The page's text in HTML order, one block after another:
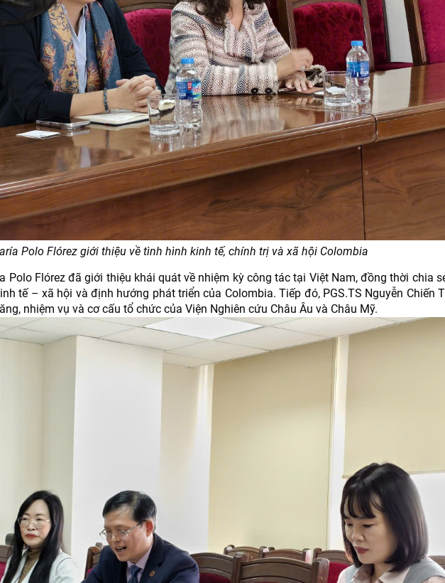
Polo Flórez giới thiệu về tình hình kinh tế, chính trị và xã hội Colombia
Polo Flórez đã giới thiệu khái quát về nhiệm kỳ công tác tại Việt Nam, đồng thời chia
tế – xã hội và định hướng phát triển của Colombia. Tiếp đó, PGS.TS Nguyễn Chiến
nhiệm vụ và cơ cấu tổ chức của Viện Nghiên cứu Châu Âu và Châu Mỹ.